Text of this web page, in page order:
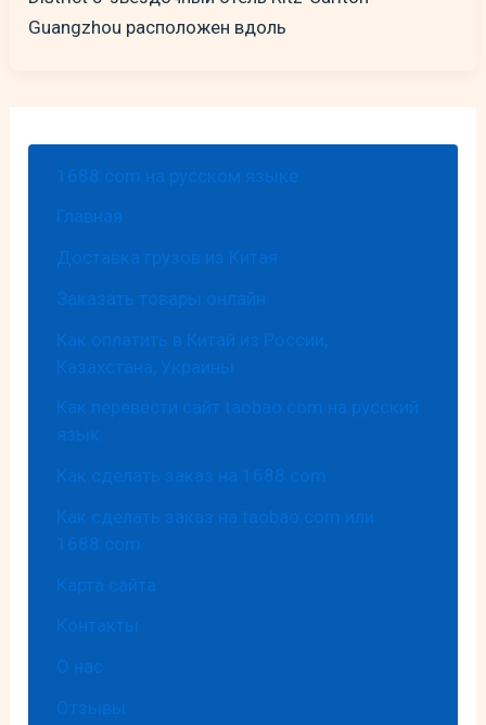
Guangzhou расположен вдоль
1688.com на русском языке
Главная
Доставка грузов из Китая
Заказать товары онлайн
Как оплатить в Китай из России,
Казахстана, Украины
Как перевести сайт taobao.com на русский
язык
Как сделать заказ на 1688.com
Как сделать заказ на taobao.com или
1688.com
Карта сайта
Контакты
О нас
Отзывы